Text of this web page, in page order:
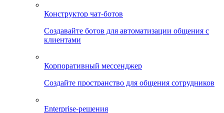
Конструктор чат-ботов
Создавайте ботов для автоматизации общения с
клиентами
Корпоративный мессенджер
Создайте пространство для общения сотрудников
Enterprise-решения